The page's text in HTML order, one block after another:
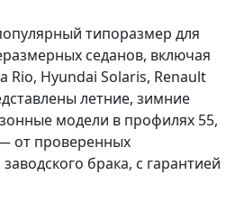
типоразмер для
седанов, включая
Rio, Hyundai Solaris, Renault
летние, зимние
модели в профилях 55,
от проверенных
брака, с гарантией